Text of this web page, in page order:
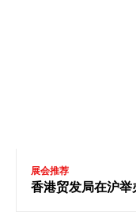
展会推荐
香港贸发局在沪